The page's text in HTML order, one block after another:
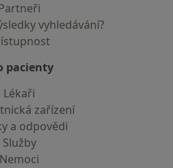
vyhledávání?
pacienty
Lékaři
zařízení
a odpovědi
Služby
Nemoci